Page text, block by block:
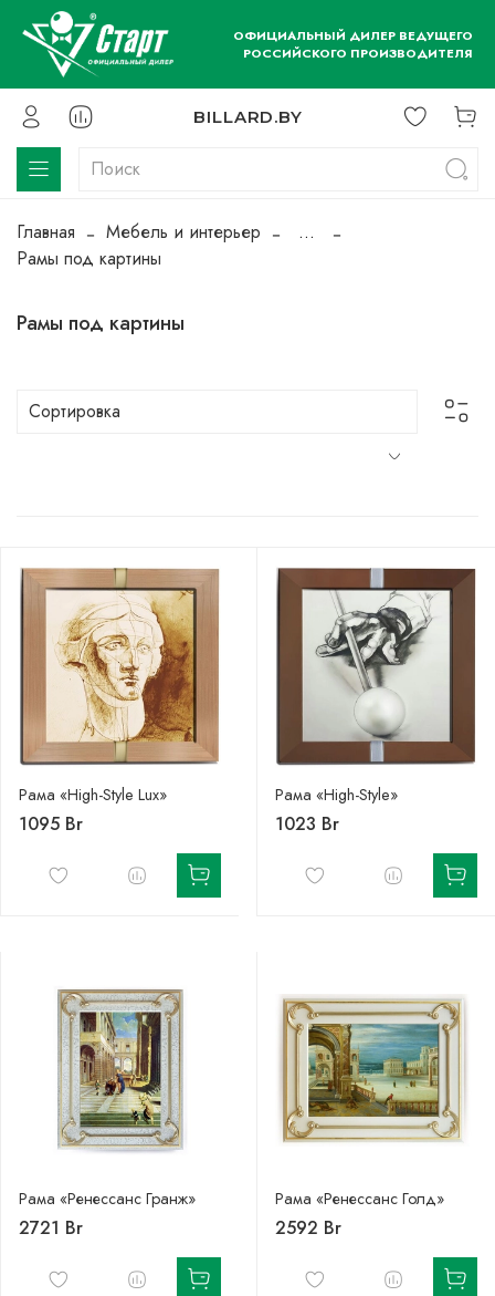
ОФИЦИАЛЬНЫЙ ДИЛЕР ВЕДУЩЕГО
РОССИЙСКОГО ПРОИЗВОДИТЕЛЯ
BILLARD.BY
Главная Мебель и интерьер
...
Рамы под картины
Рамы под картины
Рама «High-Style Lux»
1095 Br
Рама «High-Style»
1023 Br
Рама «Ренессанс Гранж»
2721 Br
Рама «Ренессанс Голд»
2592 Br